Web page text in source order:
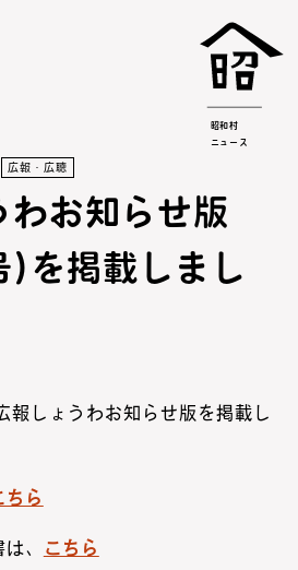
昭和村
ニュース
広報・広聴
わお知らせ版
を掲載しまし
しょうわお知らせ版を掲載し
ちら
、 こちら